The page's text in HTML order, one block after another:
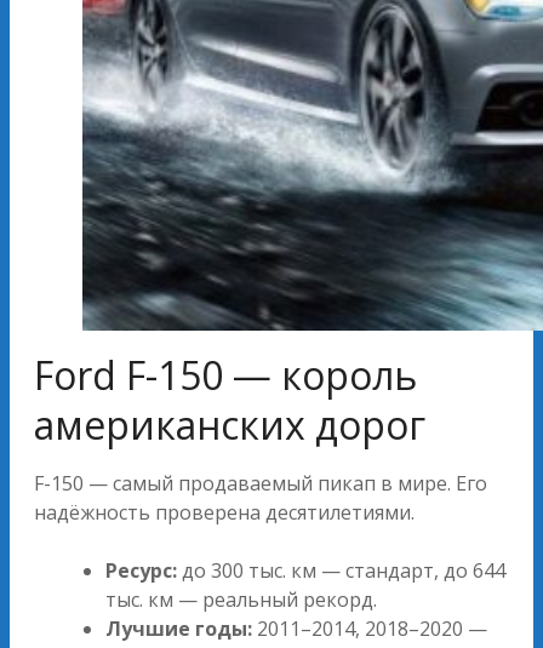
Ford F-150 — король
американских дорог
F-150 — самый продаваемый пикап в мире. Его
надёжность проверена десятилетиями.
Ресурс:до 300 тыс. км — стандарт, до 644
тыс. км — реальный рекорд.
Лучшие годы: 2011–2014, 2018–2020 —